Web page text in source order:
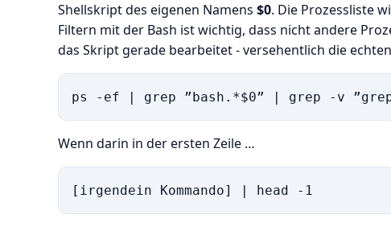
Shellskript des eigenen Namens $0. Die Prozessliste
Filtern mit der Bash ist wichtig, dass nicht andere
das Skript gerade bearbeitet - versehentlich die
Wenn darin in der ersten Zeile …